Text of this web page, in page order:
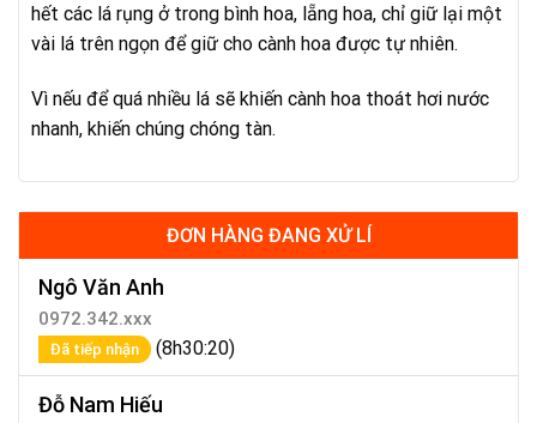
hết các lá rụng ở trong bình hoa, lẵng hoa, chỉ giữ lại một
vài lá trên ngọn để giữ cho cành hoa được tự nhiên.
Vì nếu để quá nhiều lá sẽ khiến cành hoa thoát hơi nước
nhanh, khiến chúng chóng tàn.
ĐƠN HÀNG ĐANG XỬ LÍ
Ngô Văn Anh
0972.342.xxx
Đã tiếp nhận (8h30:20)
Đỗ Nam Hiếu